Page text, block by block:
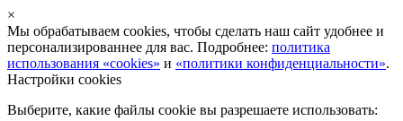
×
Мы обрабатываем cookies, чтобы сделать наш сайт удобнее и
персонализированнее для вас. Подробнее: политика
использования «cookies» и «политики конфиденциальности».
Настройки cookies
Выберите, какие файлы cookie вы разрешаете использовать: